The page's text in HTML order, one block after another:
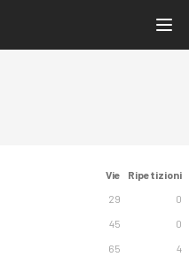
Vie Ripetizioni
29 0
45 0
65 4